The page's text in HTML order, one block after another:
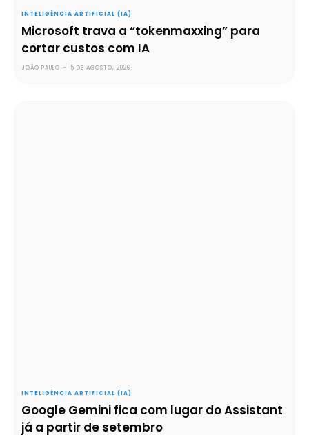
INTELIGÊNCIA ARTIFICIAL (IA)
Microsoft trava a “tokenmaxxing” para
cortar custos com IA
JOÃO PAULO - 5 DE AGOSTO, 2026
INTELIGÊNCIA ARTIFICIAL (IA)
Google Gemini fica com lugar do Assistant
já a partir de setembro